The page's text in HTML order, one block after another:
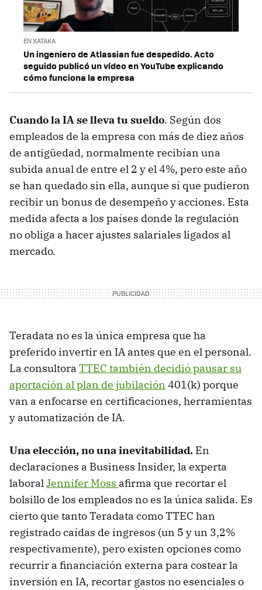
EN XATAKA
Un ingeniero de Atlassian fue despedido. Acto
seguido publicó un vídeo en YouTube explicando
cómo funciona la empresa
Cuando la IA se lleva tu sueldo. Según dos
empleados de la empresa con más de diez años
de antigüedad, normalmente recibían una
subida anual de entre el 2 y el 4%, pero este año
se han quedado sin ella, aunque sí que pudieron
recibir un bonus de desempeño y acciones. Esta
medida afecta a los países donde la regulación
no obliga a hacer ajustes salariales ligados al
mercado.
Teradata no es la única empresa que ha
preferido invertir en IA antes que en el personal.
La consultora TTEC también decidió pausar su
aportación al plan de jubilación 401(k) porque
van a enfocarse en certificaciones, herramientas
y automatización de IA.
Una elección, no una inevitabilidad. En
declaraciones a Business Insider, la experta
laboralJennifer Moss afirma que recortar el
bolsillo de los empleados no es la única salida. Es
cierto que tanto Teradata como TTEC han
registrado caídas de ingresos (un 5 y un 3,2%
respectivamente), pero existen opciones como
recurrir a financiación externa para costear la
inversión en IA, recortar gastos no esenciales o